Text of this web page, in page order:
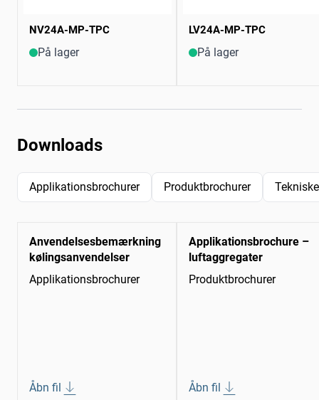
NV24A-MP-TPC
På lager
LV24A-MP-TPC
På lager
Downloads
Applikationsbrochurer Produktbrochurer
Anvendelsesbemærkning
kølingsanvendelser
Applikationsbrochurer
Åbn fil
Applikationsbrochure –
luftaggregater
Produktbrochurer
Åbn fil